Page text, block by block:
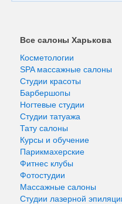
Все салоны Харькова
Косметологии
SPA массажные салоны
Студии красоты
Барбершопы
Ногтевые студии
Студии татуажа
Тату салоны
Курсы и обучение
Парикмахерские
Фитнес клубы
Фотостудии
Массажные салоны
Студии лазерной